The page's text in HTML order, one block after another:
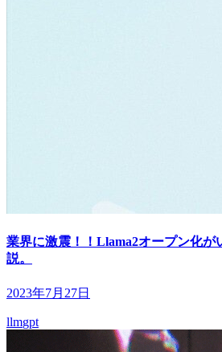
業界に激震！！Llama2オープン化が
説。
2023年7月27日
llmgpt